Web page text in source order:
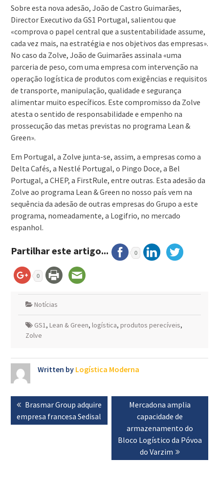
Sobre esta nova adesão, João de Castro Guimarães,
Director Executivo da GS1 Portugal, salientou que
«comprova o papel central que a sustentabilidade assume,
cada vez mais, na estratégia e nos objetivos das empresas».
No caso da Zolve, João de Guimarães assinala «uma
parceria de peso, com uma empresa com intervenção na
operação logística de produtos com exigências e requisitos
de transporte, manipulação, qualidade e segurança
alimentar muito específicos. Este compromisso da Zolve
atesta o sentido de responsabilidade e empenho na
prossecução das metas previstas no programa Lean &
Green».
Em Portugal, a Zolve junta-se, assim, a empresas como a
Delta Cafés, a Nestlé Portugal, o Pingo Doce, a Bel
Portugal, a CHEP, a FirstRule, entre outras. Esta adesão da
Zolve ao programa Lean & Green no nosso país vem na
sequência da adesão de outras empresas do Grupo a este
programa, nomeadamente, a Logifrio, no mercado
espanhol.
Partilhar este artigo... 0
0
Notícias
GS1, Lean & Green, logística, produtos perecíveis,
Zolve
Written by Logística Moderna
Navegação
de
artigos
Previous
post:
Brasmar Group adquire
empresa francesa Sedisal
Next
post:
Mercadona amplia
capacidade de
armazenamento do
Bloco Logístico da Póvoa
do Varzim